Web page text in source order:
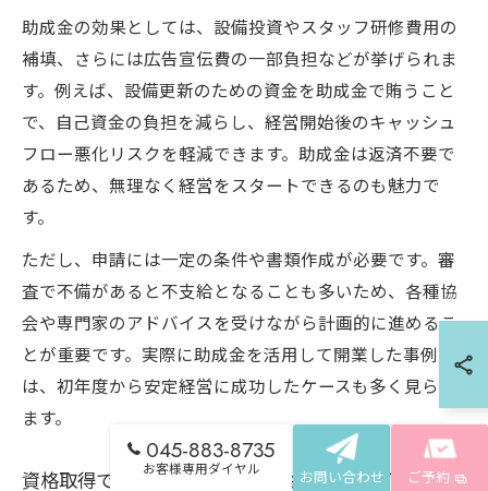
助成金の効果としては、設備投資やスタッフ研修費用の
補填、さらには広告宣伝費の一部負担などが挙げられま
す。例えば、設備更新のための資金を助成金で賄うこと
で、自己資金の負担を減らし、経営開始後のキャッシュ
フロー悪化リスクを軽減できます。助成金は返済不要で
あるため、無理なく経営をスタートできるのも魅力で
す。
ただし、申請には一定の条件や書類作成が必要です。審
査で不備があると不支給となることも多いため、各種協
会や専門家のアドバイスを受けながら計画的に進めるこ
とが重要です。実際に助成金を活用して開業した事例で
は、初年度から安定経営に成功したケースも多く見られ
ます。
資格取得で広がるネイルサロンキャリアの可能性
045-883-8735
お客様専用ダイヤル お問い合わせ ご予約